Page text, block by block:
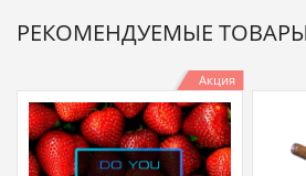
РЕКОМЕНДУЕМЫЕ ТОВАРЫ
Акция